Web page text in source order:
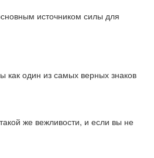
источником силы для
как один из самых верных знаков
же вежливости, и если вы не